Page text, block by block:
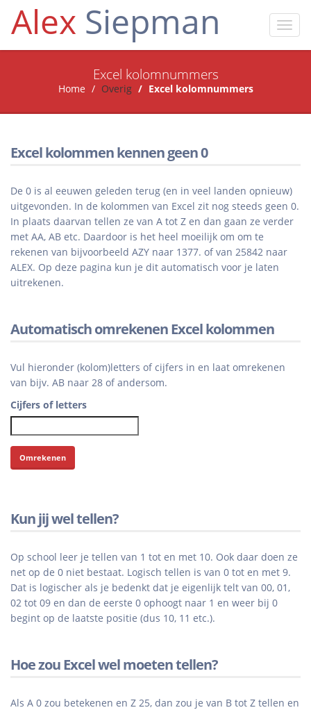
Alex Siepman
Excel kolomnummers
Home Overig Excel kolomnummers
Excel kolommen kennen geen 0
De 0 is al eeuwen geleden terug (en in veel landen opnieuw)
uitgevonden. In de kolommen van Excel zit nog steeds geen 0.
In plaats daarvan tellen ze van A tot Z en dan gaan ze verder
met AA, AB etc. Daardoor is het heel moeilijk om om te
rekenen van bijvoorbeeld AZY naar 1377. of van 25842 naar
ALEX. Op deze pagina kun je dit automatisch voor je laten
uitrekenen.
Automatisch omrekenen Excel kolommen
Vul hieronder (kolom)letters of cijfers in en laat omrekenen
van bijv. AB naar 28 of andersom.
Cijfers of letters
Kun jij wel tellen?
Op school leer je tellen van 1 tot en met 10. Ook daar doen ze
net op de 0 niet bestaat. Logisch tellen is van 0 tot en met 9.
Dat is logischer als je bedenkt dat je eigenlijk telt van 00, 01,
02 tot 09 en dan de eerste 0 ophoogt naar 1 en weer bij 0
begint op de laatste positie (dus 10, 11 etc.).
Hoe zou Excel wel moeten tellen?
Als A 0 zou betekenen en Z 25, dan zou je van B tot Z tellen en